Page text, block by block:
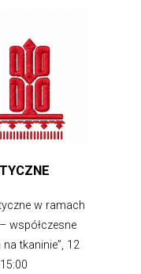
w ramach
współczesne
tkaninie”, 12